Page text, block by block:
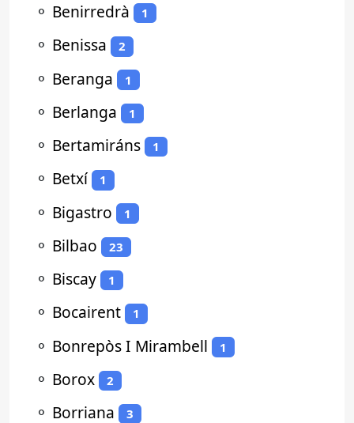
⚬ Benirredrà 1
⚬ Benissa 2
⚬ Beranga 1
⚬ Berlanga 1
⚬ Bertamiráns 1
⚬ Betxí 1
⚬ Bigastro 1
⚬ Bilbao 23
⚬ Biscay 1
⚬ Bocairent 1
⚬ Bonrepòs I Mirambell 1
⚬ Borox 2
⚬ Borriana 3